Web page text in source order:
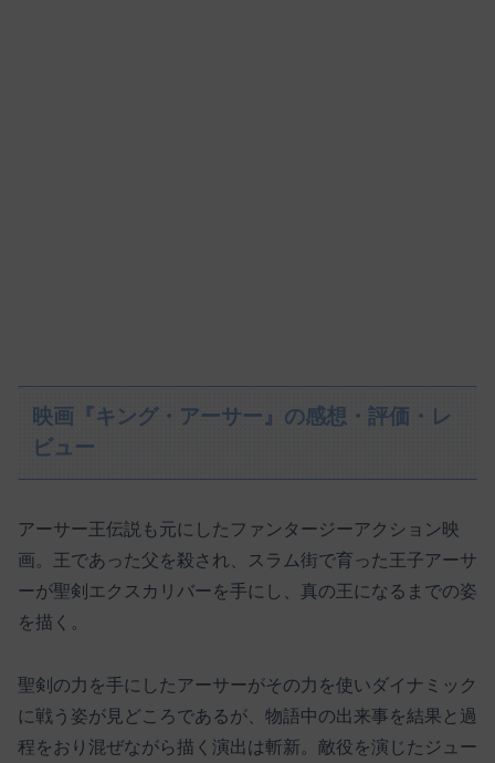
映画『キング・アーサー』の感想・評価・レ
ビュー
アーサー王伝説も元にしたファンタージーアクション映
画。王であった父を殺され、スラム街で育った王子アーサ
ーが聖剣エクスカリバーを手にし、真の王になるまでの姿
を描く。
聖剣の力を手にしたアーサーがその力を使いダイナミック
に戦う姿が見どころであるが、物語中の出来事を結果と過
程をおり混ぜながら描く演出は斬新。敵役を演じたジュー